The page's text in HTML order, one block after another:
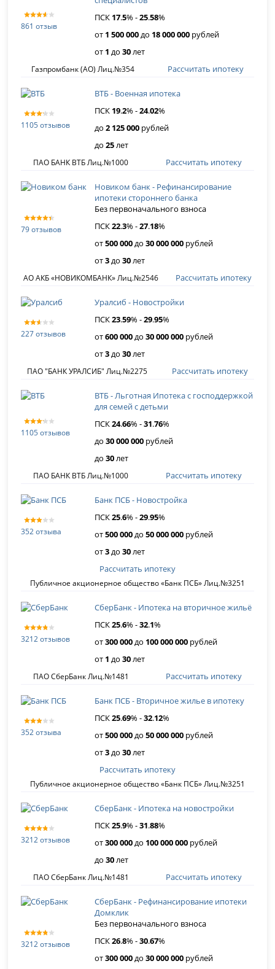
861 отзыв
ПСК 17.5% -25.58%
от 1 500 000до 18 000 000 рублей
от 1 до30лет
Газпромбанк (АО) Лиц.№354 Рассчитать ипотеку
1105 отзывов
ВТБ - Военная ипотека
ПСК 19.2% -24.02%
до2 125 000 рублей
до25лет
ПАО БАНК ВТБ Лиц.№1000 Рассчитать ипотеку
79 отзывов
Новиком банк - Рефинансирование
ипотеки стороннего банка
Без первоначального взноса
ПСК22.3% -27.18%
от500 000до30 000 000 рублей
от3до30лет
АО АКБ «НОВИКОМБАНК» Лиц.№2546 Рассчитать ипотеку
227 отзывов
Уралсиб - Новостройки
ПСК23.59% -29.95%
от600 000до30 000 000 рублей
от3до30лет
ПАО "БАНК УРАЛСИБ" Лиц.№2275 Рассчитать ипотеку
1105 отзывов
ВТБ - Льготная Ипотека с господдержкой
для семей с детьми
ПСК24.66% -31.76%
до30 000 000 рублей
до30лет
ПАО БАНК ВТБ Лиц.№1000 Рассчитать ипотеку
352 отзыва
Банк ПСБ - Новостройка
ПСК25.6% -29.95%
от500 000до50 000 000 рублей
от3до30лет
Публичное акционерное общество «Банк ПСБ» Лиц.№3251
Рассчитать ипотеку
3212 отзывов
СберБанк - Ипотека на вторичное жильё
ПСК25.6% -32.1%
от300 000до 100 000 000 рублей
от 1 до30лет
ПАО СберБанк Лиц.№1481 Рассчитать ипотеку
352 отзыва
Банк ПСБ - Вторичное жилье в ипотеку
ПСК25.69% -32.12%
от500 000до50 000 000 рублей
от3до30лет
Публичное акционерное общество «Банк ПСБ» Лиц.№3251
Рассчитать ипотеку
3212 отзывов
СберБанк - Ипотека на новостройки
ПСК25.9% -31.88%
от300 000до 100 000 000 рублей
до30лет
ПАО СберБанк Лиц.№1481 Рассчитать ипотеку
3212 отзывов
СберБанк - Рефинансирование ипотеки
Домклик
Без первоначального взноса
ПСК26.8% -30.67%
от300 000до30 000 000 рублей